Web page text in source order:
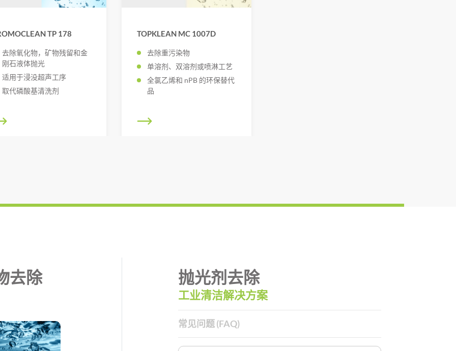
TP 178
去除氧化物，矿物残留和金
刚石液体抛光
适用于浸没超声工序
取代磷酸基清洗剂
TOPKLEAN MC 1007D
去除重污染物
单溶剂、双溶剂或喷淋工艺
全氯乙烯和 nPB 的环保替代
品
去除 抛光剂去除
工业清洁解决方案
常见问题 (FAQ)